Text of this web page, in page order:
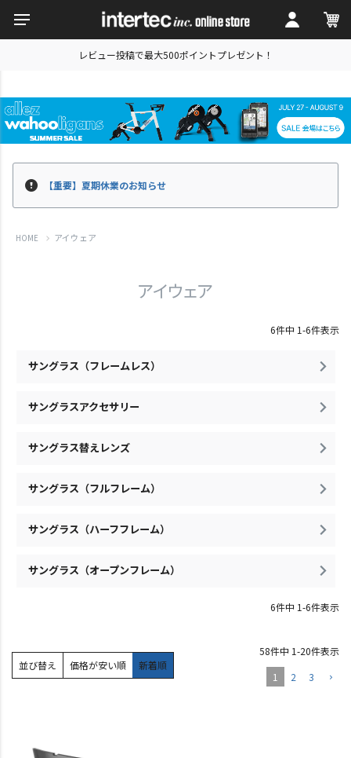
レビュー投稿で最大500ポイントプレゼント！
【重要】夏期休業のお知らせ
HOME アイウェア
アイウェア
6件中 1-6件表示
サングラス（フレームレス）
サングラスアクセサリー
サングラス替えレンズ
サングラス（フルフレーム）
サングラス（ハーフフレーム）
サングラス（オープンフレーム）
6件中 1-6件表示
並び替え 価格が安い順 新着順
58件中 1-20件表示
1
2 3